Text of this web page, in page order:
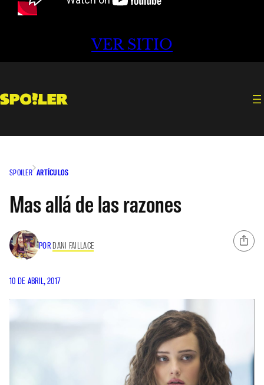
VER SITIO
SPOILER ARTÍCULOS
Mas allá de las razones
POR DANI FAILLACE
10 DE ABRIL, 2017